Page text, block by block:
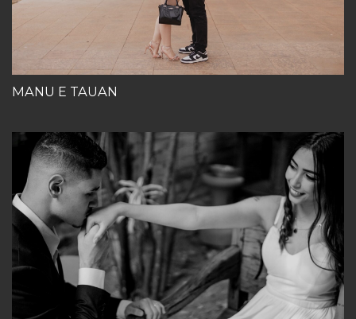
MANU E TAUAN